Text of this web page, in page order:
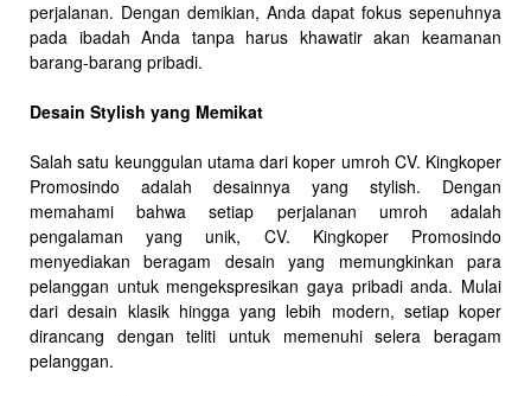
perjalanan. Dengan demikian, Anda dapat fokus sepenuhnya
pada ibadah Anda tanpa harus khawatir akan keamanan
barang-barang pribadi.
Desain Stylish yang Memikat
Salah satu keunggulan utama dari koper umroh CV. Kingkoper
Promosindo adalah desainnya yang stylish. Dengan
memahami bahwa setiap perjalanan umroh adalah
pengalaman yang unik, CV. Kingkoper Promosindo
menyediakan beragam desain yang memungkinkan para
pelanggan untuk mengekspresikan gaya pribadi anda. Mulai
dari desain klasik hingga yang lebih modern, setiap koper
dirancang dengan teliti untuk memenuhi selera beragam
pelanggan.